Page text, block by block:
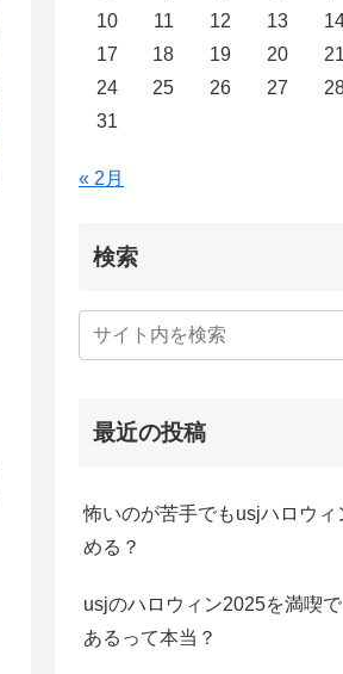
10
11 12 13
17
18 19 20 21
24
25 26 27
31
« 2月
検索
最近の投稿
怖いのが苦手でもusjハロウィ
める？
usjのハロウィン2025を満喫
あるって本当？